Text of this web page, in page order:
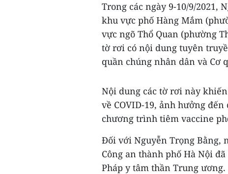
Trong các ngày 9-10/9/2021,
khu vực phố Hàng Mắm
vực ngõ Thổ Quan (phường
tờ rơi có nội dung tuyên
quần chúng nhân dân và Cơ
Nội dung các tờ rơi này
về COVID-19, ảnh hưởng
chương trình tiêm vaccine
Đối với Nguyễn Trọng Bằng,
Công an thành phố Hà Nội
Pháp y tâm thần Trung ương.